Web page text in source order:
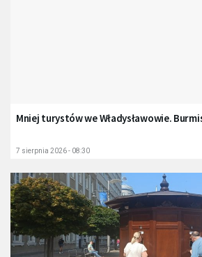
Mniej turystów we Władysławowie.
7 sierpnia 2026 - 08:30